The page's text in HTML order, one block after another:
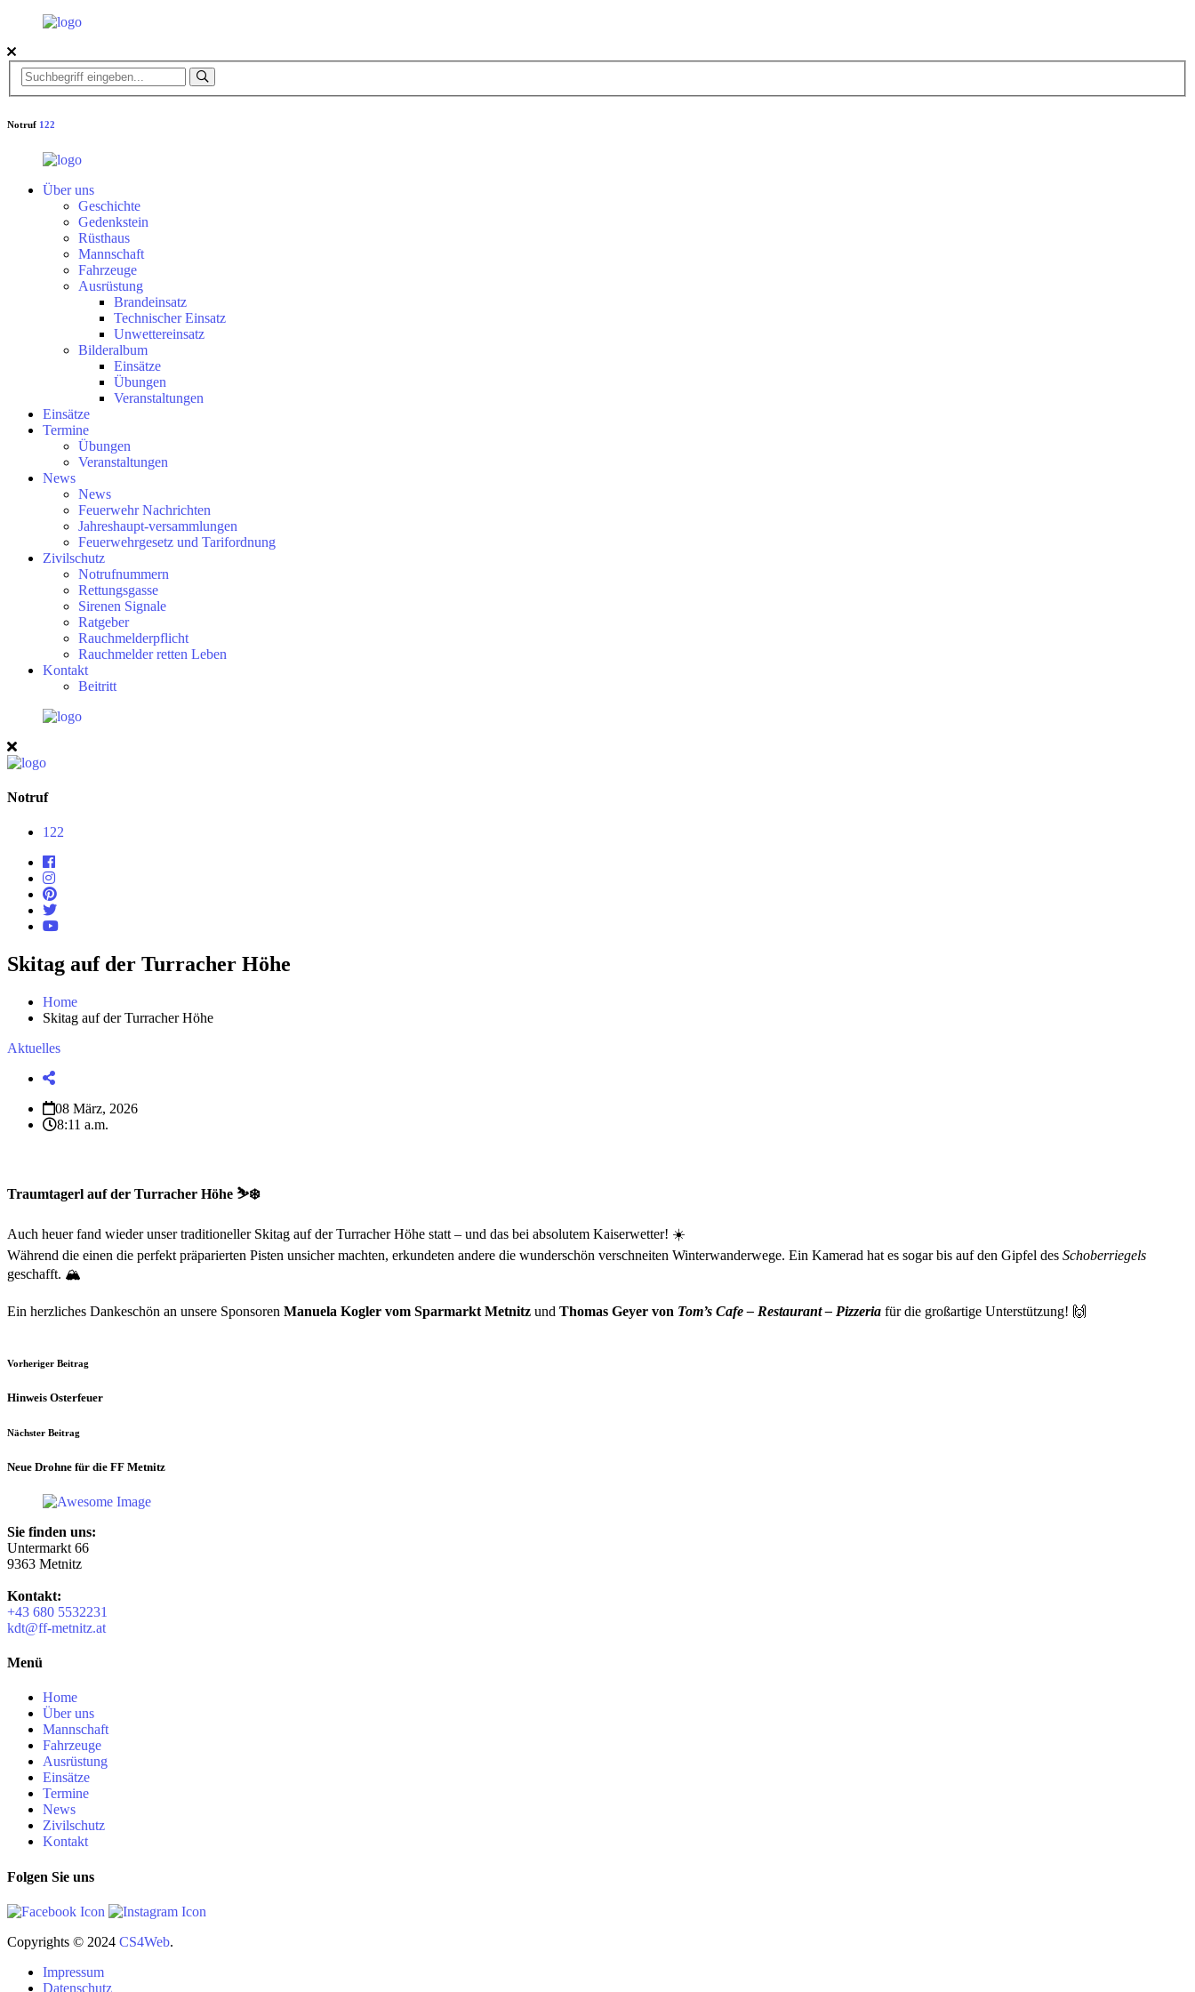
Notruf 122
Über uns
Geschichte
Gedenkstein
Rüsthaus
Mannschaft
Fahrzeuge
Ausrüstung
Brandeinsatz
Technischer Einsatz
Unwettereinsatz
Bilderalbum
Einsätze
Übungen
Veranstaltungen
Einsätze
Termine
Übungen
Veranstaltungen
News
News
Feuerwehr Nachrichten
Jahreshaupt-versammlungen
Feuerwehrgesetz und Tarifordnung
Zivilschutz
Notrufnummern
Rettungsgasse
Sirenen Signale
Ratgeber
Rauchmelderpflicht
Rauchmelder retten Leben
Kontakt
Beitritt
Notruf
122
Skitag auf der Turracher Höhe
Home
Skitag auf der Turracher Höhe
Aktuelles
08 März, 2026
8:11 a.m.
Traumtagerl auf der Turracher Höhe ⛷️❄️
Auch heuer fand wieder unser traditioneller Skitag auf der Turracher Höhe statt – und das bei absolutem Kaiserwetter! ☀️
Während die einen die perfekt präparierten Pisten unsicher machten, erkundeten andere die wunderschön verschneiten Winterwanderwege. Ein Kamerad hat es sogar bis auf den Gipfel des Schoberriegels
geschafft. 🏔️
Ein herzliches Dankeschön an unsere Sponsoren Manuela Kogler vom Sparmarkt Metnitz und Thomas Geyer von Tom’s Cafe – Restaurant – Pizzeria für die großartige Unterstützung! 🙌
Vorheriger Beitrag
Hinweis Osterfeuer
Nächster Beitrag
Neue Drohne für die FF Metnitz
Sie finden uns:
Untermarkt 66
9363 Metnitz
Kontakt:
+43 680 5532231
kdt@ff-metnitz.at
Menü
Home
Über uns
Mannschaft
Fahrzeuge
Ausrüstung
Einsätze
Termine
News
Zivilschutz
Kontakt
Folgen Sie uns
Copyrights © 2024 CS4Web.
Impressum
Datenschutz